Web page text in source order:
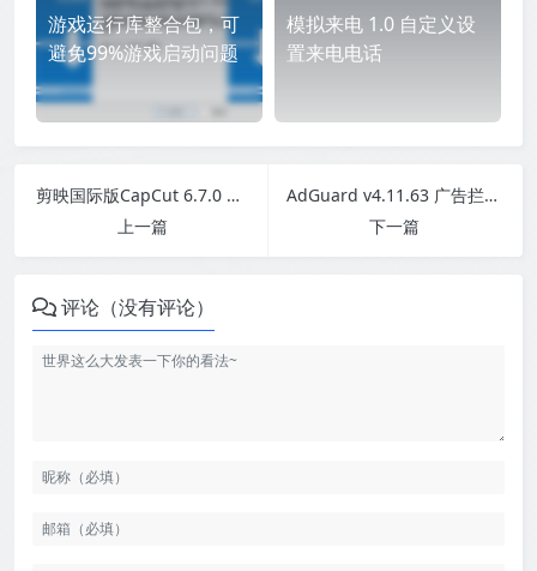
游戏运行库整合包，可
避免99%游戏启动问题
模拟来电 1.0 自定义设
置来电电话
剪映国际版CapCut 6.7.0 视频编辑处理，免费使用素材和滤镜
上一篇
AdGuard v4.11.63 广告拦截程序，广告内容拦截跟踪器，去广告大杀器
下一篇
评论（没有评论）